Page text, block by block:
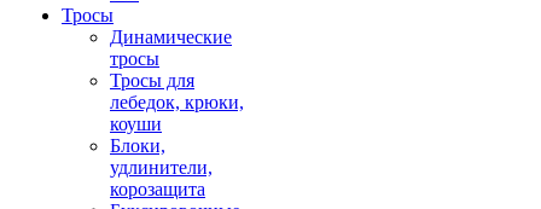
Тросы
Динамические
тросы
Тросы для
лебедок, крюки,
коуши
Блоки,
удлинители,
корозащита